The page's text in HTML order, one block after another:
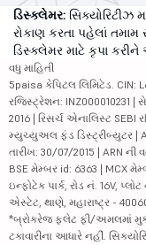
ડિસ્ક્લેમર: સિક્યોરિટીઝ
રોકાણ કરતા પહેલાં તમામ
ડિસ્ક્લેમર માટે કૃપા
વધુ માહિતી
5paisa કેપિટલ લિમિટેડ. CIN:
રજિસ્ટ્રેશન: INZ000010231 |
2016 | રિસર્ચ એનાલિસ્ટ SEBI
મ્યુચ્યુઅલ ફંડ ડિસ્ટ્રીબ્યુટર |
તારીખ: 30/07/2015 | ARN ની
BSE મેમ્બર id: 6363 | MCX
ઇન્ફોટેક પાર્ક, રોડ નં. 16V,
એસ્ટેટ, થાણે, મહારાષ્ટ્ર -
*બ્રોકરેજ ફ્લેટ ફી/અમલમાં
ટકાવારીના આધારે નહીં.